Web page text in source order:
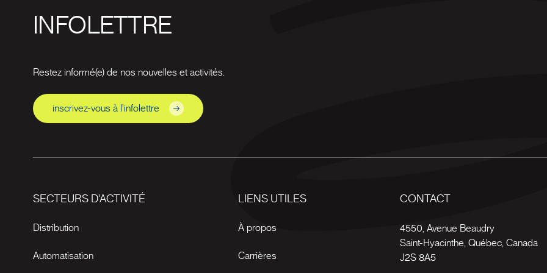
INFOLETTRE
Restez informé(e) de nos nouvelles et activités.
inscrivez-vous à l'infolettre
SECTEURS D'ACTIVITÉ
Distribution
Automatisation
LIENS UTILES
À propos
Carrières
CONTACT
4550, Avenue Beaudry
Saint-Hyacinthe Québec Canada
J2S 8A5